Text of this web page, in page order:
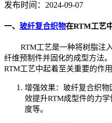
发布时间：2024-09-07
一、 玻纤复合织物在RTM工艺
RTM工艺是一种将树脂注
纤维预制件并固化的成型方法
RTM工艺中起着至关重要的作用
增强效果：玻纤复合织
效提升RTM成型件的力
度等。